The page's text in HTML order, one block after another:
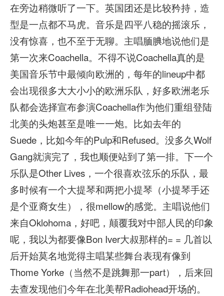
在旁边稍微听了一下。英国团还是比较矜持，造
型是一点都不马虎。音乐是四平八稳的摇滚乐，
没有惊喜，也不至于无聊。主唱腼腆地说他们是
第一次来Coachella。不得不说Coachella真的是
美国音乐节中最倾向欧洲的，每年的lineup中都
会出现很多大大小小的欧洲乐队，好多欧洲老乐
队都会选择宣布参演Coachella作为他们重组登陆
北美的头炮甚至是唯一一炮。比如去年的
Suede，比如今年的Pulp和Refused。没多久Wolf
Gang就演完了，我也顺便站到了第一排。下一个
乐队是Other Lives，一个很喜欢弦乐的乐队，最
多时候有一个大提琴和两把小提琴（小提琴手还
是个亚裔女生），很mellow的感觉。主唱说他们
来自Oklohoma，好吧，颠覆我对中部人民的印象
呢，我以为都要像Bon Iver大叔那样的= = 几首以
后开始莫名地觉得主唱某些舞台表现有像到
Thome Yorke（当然不是跳舞那一part），后来回
去查发现他们今年在北美帮Radiohead开场的。